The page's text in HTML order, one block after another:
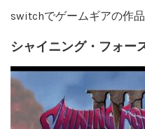
switchでゲームギアの作
シャイニング・フォー